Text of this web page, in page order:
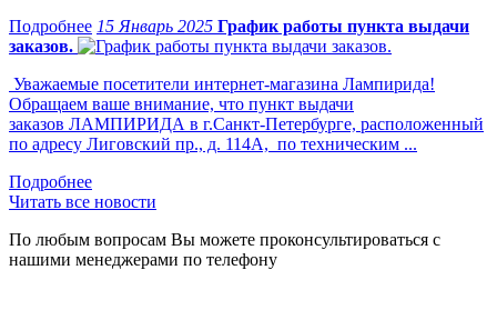
15 Январь 2025 График работы пункта выдачи
заказов.
Уважаемые посетители интернет-магазина Лампирида!
Обращаем ваше внимание, что пункт выдачи
заказов ЛАМПИРИДА в г.Санкт-Петербурге, расположенный
по адресу Лиговский пр., д. 114А, по техническим ...
Читать все новости
По любым вопросам Вы можете проконсультироваться с
нашими менеджерами по телефону